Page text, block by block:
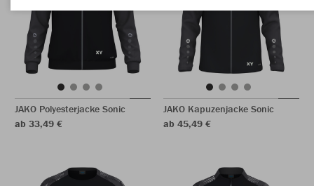
JAKO Polyesterjacke Sonic
ab 33,49 €
JAKO Kapuzenjacke Sonic
ab 45,49 €